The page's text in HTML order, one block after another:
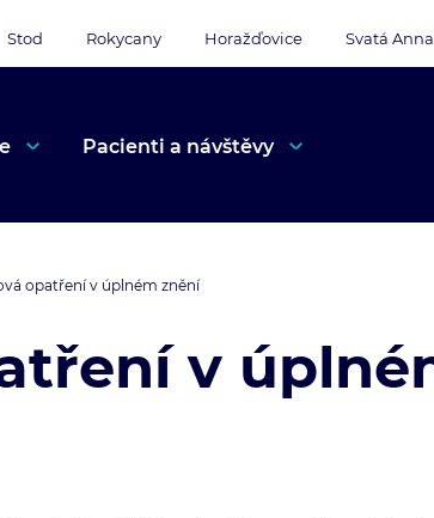
Stod Rokycany Horažďovice Svatá Anna
Pacienti a návštěvy
opatření v úplném znění
v